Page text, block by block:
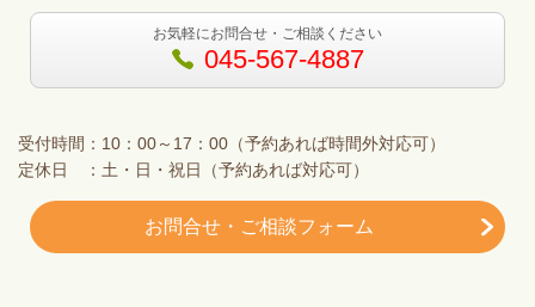
お気軽にお問合せ・ご相談ください
045-567-4887
受付時間：10：00～17：00（予約あれば時間外対応可）
定休日 ：土・日・祝日（予約あれば対応可）
お問合せ・ご相談フォーム